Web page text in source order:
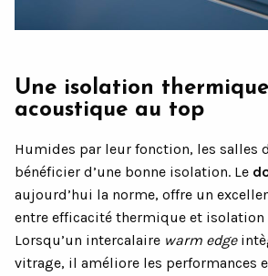
Une isolation
acoustique au top
Humides par leur fonction, les salles
bénéficier d’une bonne isolation. Le
aujourd’hui la norme, offre un
entre efficacité thermique et isolation
Lorsqu’un intercalaire warm edge
vitrage, il améliore les performances